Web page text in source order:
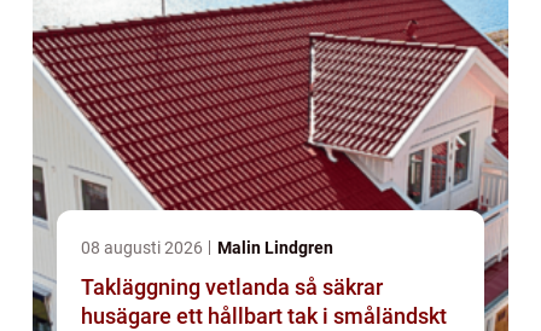
08 augusti 2026 Malin Lindgren
Takläggning vetlanda så säkrar
husägare ett hållbart tak i småländskt